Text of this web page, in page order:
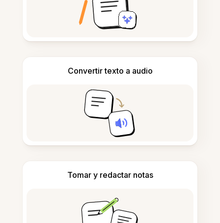
Convertir texto a audio
Tomar y redactar notas